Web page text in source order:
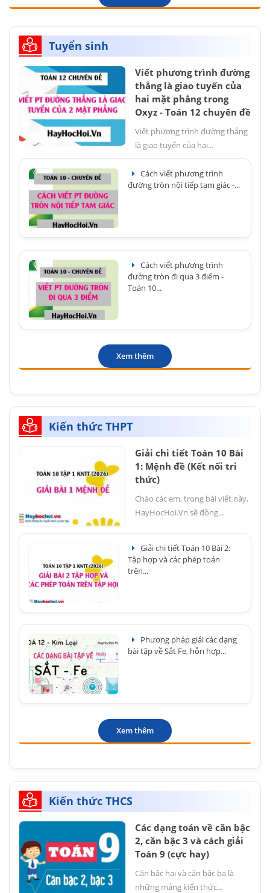
Tuyển sinh
Viết phương trình đường
thẳng là giao tuyến của
hai mặt phẳng trong
Oxyz - Toán 12 chuyên đề
Viết phương trình đường thẳng
là giao tuyến của hai...
Cách viết phương trình
đường tròn nội tiếp tam giác -...
Cách viết phương trình
đường tròn đi qua 3 điểm -
Toán 10...
Xem thêm
Kiến thức THPT
Giải chi tiết Toán 10 Bài
1: Mệnh đề (Kết nối tri
thức)
Chào các em, trong bài viết này,
HayHocHoi.Vn sẽ đồng...
Giải chi tiết Toán 10 Bài 2:
Tập hợp và các phép toán
trên...
Phương pháp giải các dạng
bài tập về Sắt Fe, hỗn hợp...
Xem thêm
Kiến thức THCS
Các dạng toán về căn bậc
2, căn bậc 3 và cách giải
Toán 9 (cực hay)
Căn bậc hai và căn bậc ba là
những mảng kiến thức...